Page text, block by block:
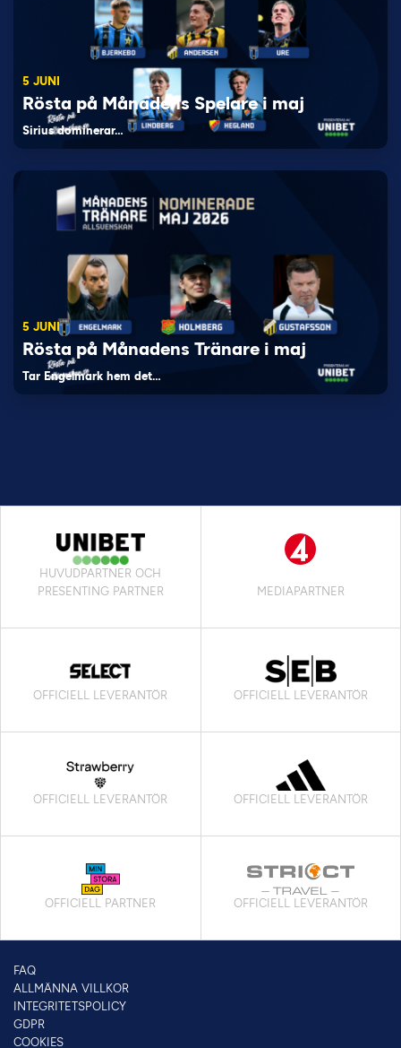
5 JUNI
Rösta på Månadens Spelare i maj
Sirius dominerar…
5 JUNI
Rösta på Månadens Tränare i maj
Tar Engelmark hem det…
HUVUDPARTNER OCH
PRESENTING PARTNER
MEDIAPARTNER
OFFICIELL LEVERANTÖR OFFICIELL LEVERANTÖR
OFFICIELL LEVERANTÖR OFFICIELL LEVERANTÖR
OFFICIELL PARTNER OFFICIELL LEVERANTÖR
FAQ
ALLMÄNNA VILLKOR
INTEGRITETSPOLICY
GDPR
COOKIES